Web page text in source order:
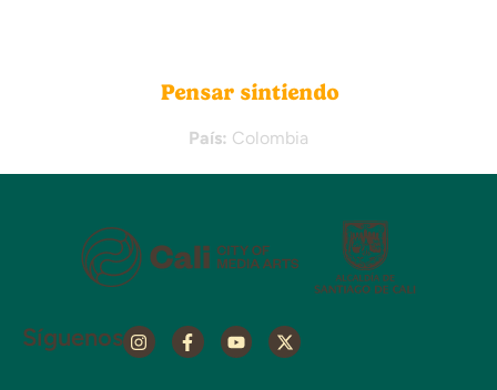
Pensar sintiendo
País: Colombia
Síguenos